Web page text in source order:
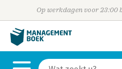
Op werkdagen voor 23:00